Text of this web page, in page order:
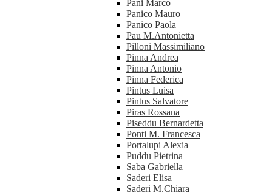
Pani Marco
Panico Mauro
Panico Paola
Pau M.Antonietta
Pilloni Massimiliano
Pinna Andrea
Pinna Antonio
Pinna Federica
Pintus Luisa
Pintus Salvatore
Piras Rossana
Piseddu Bernardetta
Ponti M. Francesca
Portalupi Alexia
Puddu Pietrina
Saba Gabriella
Saderi Elisa
Saderi M.Chiara